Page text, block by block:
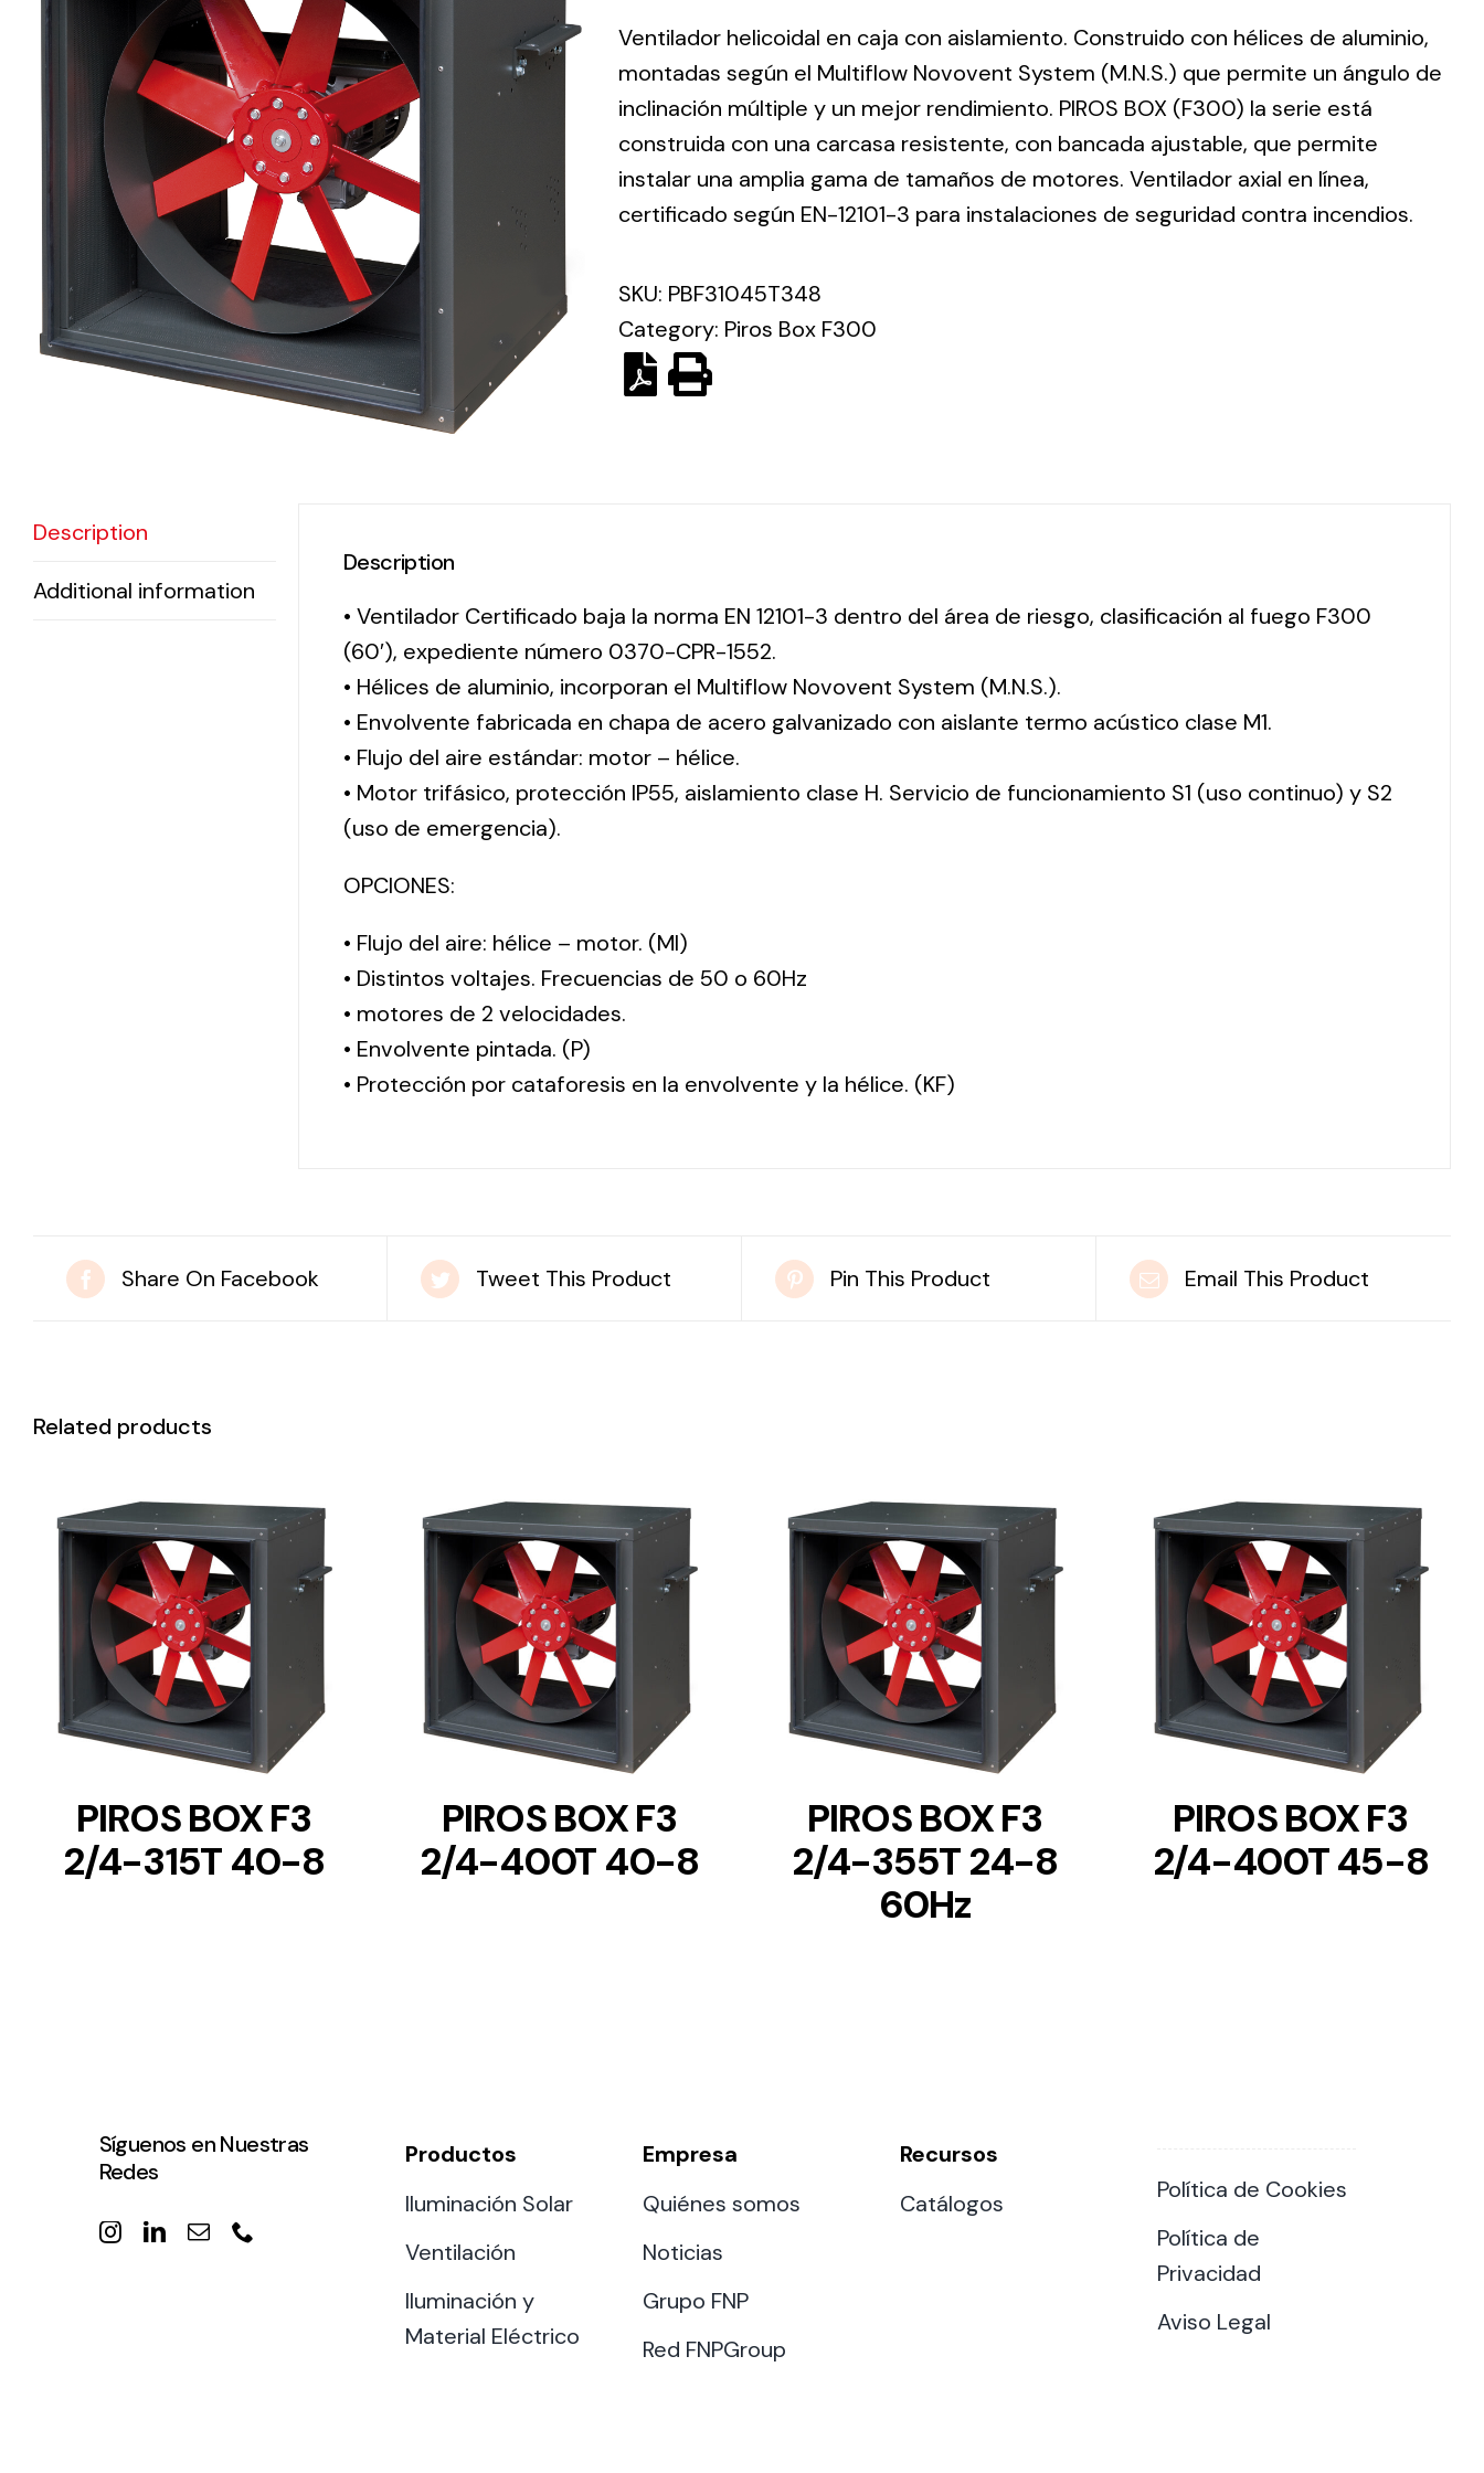
Electrical
Equipment
solutions in
lighting and
electrical
material for
each project
Ventilation
The
incorporation of
Novovent into
offer of
ventilation
products for
different uses
Solar lighting
solutions for all
Ventilador helicoidal en caja con aislamiento. Construido con hélices de aluminio,
montadas según el Multiflow Novovent System (M.N.S.) que permite un ángulo de
inclinación múltiple y un mejor rendimiento. PIROS BOX (F300) la serie está
construida con una carcasa resistente, con bancada ajustable, que permite
instalar una amplia gama de tamaños de motores. Ventilador axial en línea,
certificado según EN-12101-3 para instalaciones de seguridad contra incendios.
SKU: PBF31045T348
Category: Piros Box F300
Description
Additional information
Description
• Ventilador Certificado baja la norma EN 12101-3 dentro del área de riesgo, clasificación al fuego F300
(60′), expediente número 0370-CPR-1552.
• Hélices de aluminio, incorporan el Multiflow Novovent System (M.N.S.).
• Envolvente fabricada en chapa de acero galvanizado con aislante termo acústico clase M1.
• Flujo del aire estándar: motor – hélice.
• Motor trifásico, protección IP55, aislamiento clase H. Servicio de funcionamiento S1 (uso continuo) y S2
(uso de emergencia).
OPCIONES:
• Flujo del aire: hélice – motor. (MI)
• Distintos voltajes. Frecuencias de 50 o 60Hz
• motores de 2 velocidades.
• Envolvente pintada. (P)
• Protección por cataforesis en la envolvente y la hélice. (KF)
Share On Facebook Tweet This Product Pin This Product Email This Product
Related products
DETAILS
PIROS BOX F3
2/4-315T 40-8
DETAILS
PIROS BOX F3
2/4-400T 40-8
DETAILS
PIROS BOX F3
2/4-355T 24-8
60Hz
DETAILS
PIROS BOX F3
2/4-400T 45-8
Síguenos en Nuestras
Redes
Productos
Iluminación Solar
Ventilación
Iluminación y
Material Eléctrico
Empresa
Quiénes somos
Noticias
Grupo FNP
Red FNPGroup
Recursos
Catálogos
Política de Cookies
Política de
Privacidad
Aviso Legal